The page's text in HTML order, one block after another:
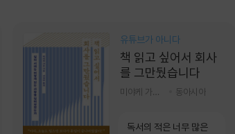
유튜브가 아니다
책 읽고 싶어서 회사
를 그만뒀습니다
동아시아
독서의 적은 너무 많은